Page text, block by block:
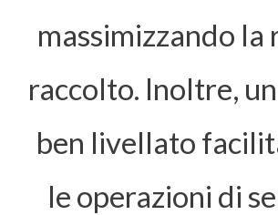
massimizzando la
raccolto. Inoltre,
ben livellato
le operazioni di